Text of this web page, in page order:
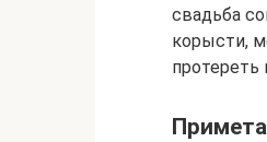
свадьба
корысти,
протереть